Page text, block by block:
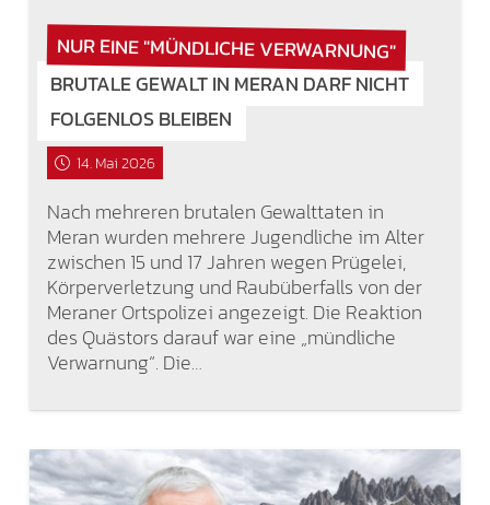
NUR EINE "MÜNDLICHE VERWARNUNG"
BRUTALE GEWALT IN MERAN DARF NICHT
FOLGENLOS BLEIBEN
14. Mai 2026
Nach mehreren brutalen Gewalttaten in
Meran wurden mehrere Jugendliche im Alter
zwischen 15 und 17 Jahren wegen Prügelei,
Körperverletzung und Raubüberfalls von der
Meraner Ortspolizei angezeigt. Die Reaktion
des Quästors darauf war eine „mündliche
Verwarnung“. Die…